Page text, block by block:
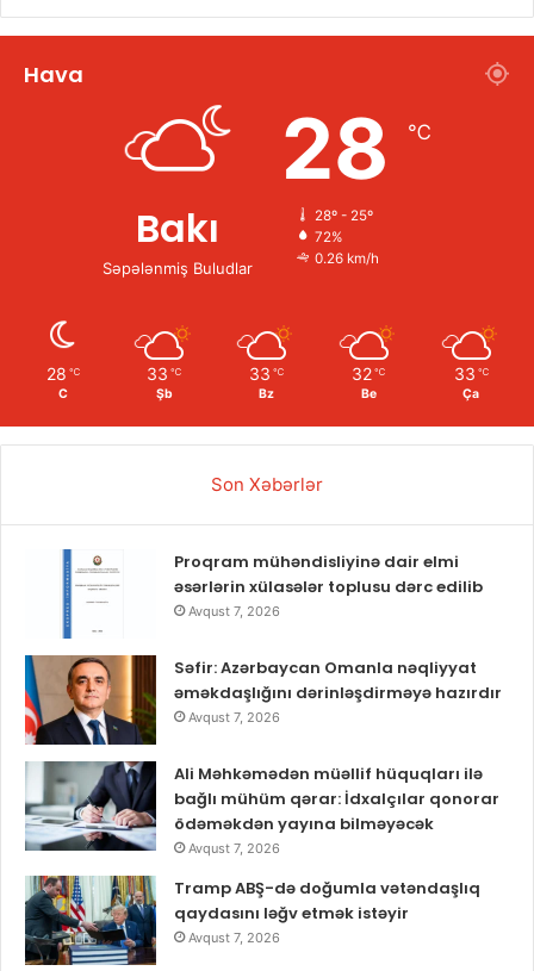
Hava
Bakı
Səpələnmiş Buludlar
28 ℃
28º - 25º
72%
0.26 km/h
28 ℃
C
33 ℃
Şb
33 ℃
Bz
32 ℃
Be
33 ℃
Ça
Son Xəbərlər
Proqram mühəndisliyinə dair elmi
əsərlərin xülasələr toplusu dərc edilib
Avqust 7, 2026
Səfir: Azərbaycan Omanla nəqliyyat
əməkdaşlığını dərinləşdirməyə hazırdır
Avqust 7, 2026
Ali Məhkəmədən müəllif hüquqları ilə
bağlı mühüm qərar: İdxalçılar qonorar
ödəməkdən yayına bilməyəcək
Avqust 7, 2026
Tramp ABŞ-də doğumla vətəndaşlıq
qaydasını ləğv etmək istəyir
Avqust 7, 2026